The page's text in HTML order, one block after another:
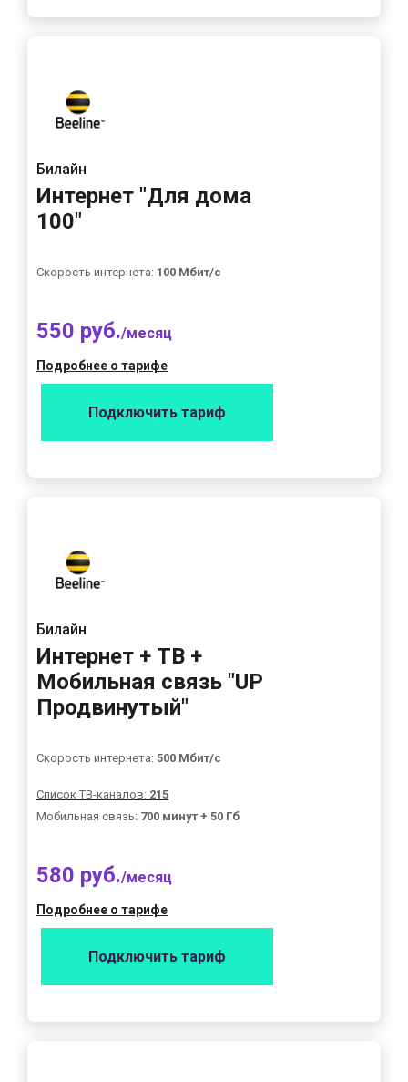
Билайн
Интернет "Для дома
100"
Скорость интернета: 100 Мбит/с
550 руб./месяц
Подробнее о тарифе
Подключить тариф
Билайн
Интернет + ТВ +
Мобильная связь "UP
Продвинутый"
Скорость интернета: 500 Мбит/с
Список ТВ-каналов: 215
Мобильная связь: 700 минут + 50 Гб
580 руб./месяц
Подробнее о тарифе
Подключить тариф